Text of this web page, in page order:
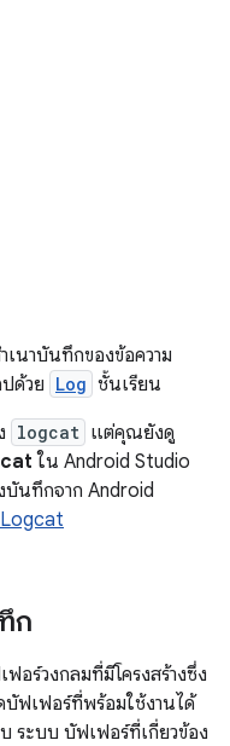
นาบันทึกของข้อความ
ด้วย Log ชั้นเรียน
logcat แต่คุณยังดู
ใน Android Studio
บันทึกจาก Android
ก
อร์วงกลมที่มีโครงสร้างซึ่ง
บัฟเฟอร์ที่พร้อมใช้งานได้
ระบบ บัฟเฟอร์ที่เกี่ยวข้อง